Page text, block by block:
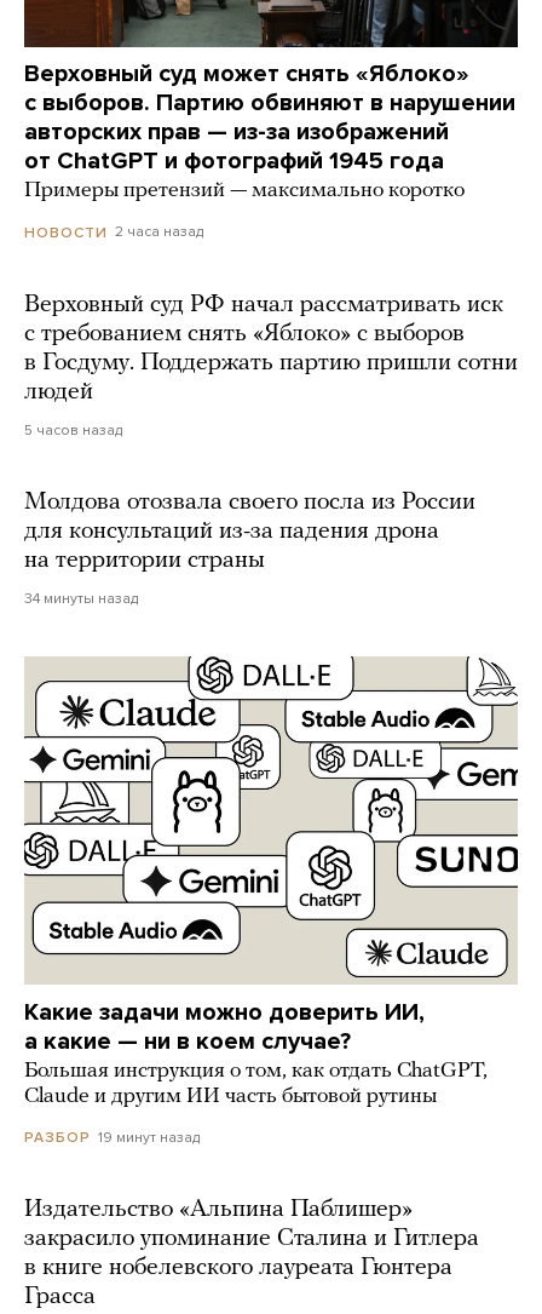
Верховный суд может снять «Яблоко»
с выборов. Партию обвиняют в нарушении
авторских прав — из-за изображений
от ChatGPT и фотографий 1945 года
Примеры претензий — максимально коротко
НОВОСТИ 2 часа назад
Верховный суд РФ начал рассматривать иск
с требованием снять «Яблоко» с выборов
в Госдуму. Поддержать партию пришли сотни
людей
5 часов назад
Молдова отозвала своего посла из России
для консультаций из-за падения дрона
на территории страны
34 минуты назад
Какие задачи можно доверить ИИ,
а какие — ни в коем случае?
Большая инструкция о том, как отдать ChatGPT,
Claude и другим ИИ часть бытовой рутины
РАЗБОР 19 минут назад
Издательство «Альпина Паблишер»
закрасило упоминание Сталина и Гитлера
в книге нобелевского лауреата Гюнтера
Грасса